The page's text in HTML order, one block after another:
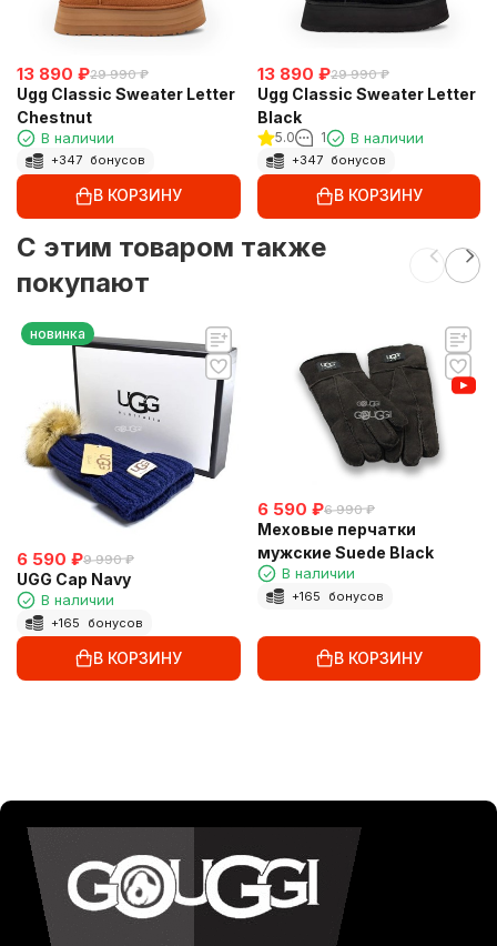
13 890 ₽29 990 ₽
Ugg Classic Sweater Letter
Chestnut
В наличии
+347 бонусов
В КОРЗИНУ
13 890 ₽29 990 ₽
Ugg Classic Sweater Letter
Black
5.0 1 В наличии
+347 бонусов
В КОРЗИНУ
C этим товаром также
покупают
новинка
6 590 ₽9 990 ₽
UGG Cap Navy
В наличии
+165 бонусов
В КОРЗИНУ
6 590 ₽6 990 ₽
Меховые перчатки
мужские Suede Black
В наличии
+165 бонусов
В КОРЗИНУ